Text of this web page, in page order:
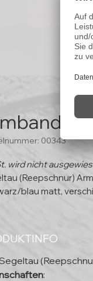
00343
wird nicht
(Reepschnur)
blau matt,
: